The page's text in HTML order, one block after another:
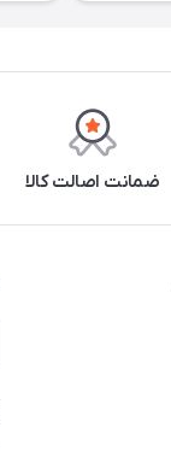
ضمانت اصالت کالا